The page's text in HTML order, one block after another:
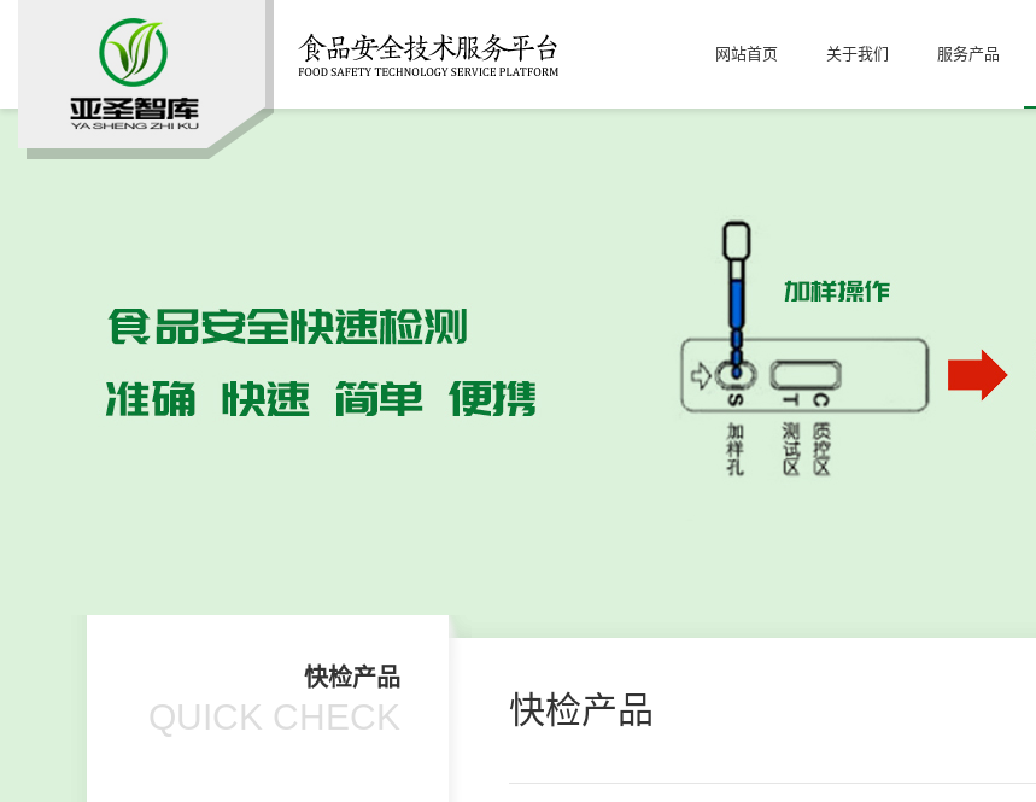
网站首页 关于我们 服务产品
快检产品
QUICK CHECK 快检产品